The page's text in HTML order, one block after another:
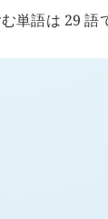
単語は 29 語